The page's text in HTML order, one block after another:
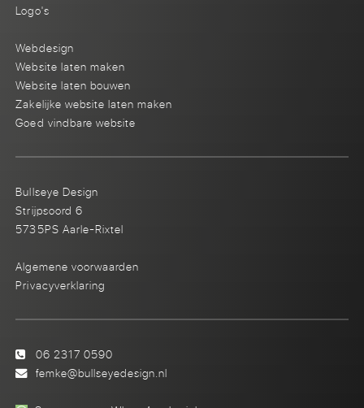
Logo's
Webdesign
Website laten maken
Website laten bouwen
Zakelijke website laten maken
Goed vindbare website
Bullseye Design
Strijpsoord 6
5735PS Aarle-Rixtel
Algemene voorwaarden
Privacyverklaring
06 2317 0590
femke@bullseyedesign.nl